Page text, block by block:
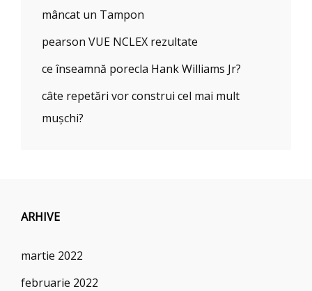
mâncat un Tampon
pearson VUE NCLEX rezultate
ce înseamnă porecla Hank Williams Jr?
câte repetări vor construi cel mai mult
mușchi?
ARHIVE
martie 2022
februarie 2022